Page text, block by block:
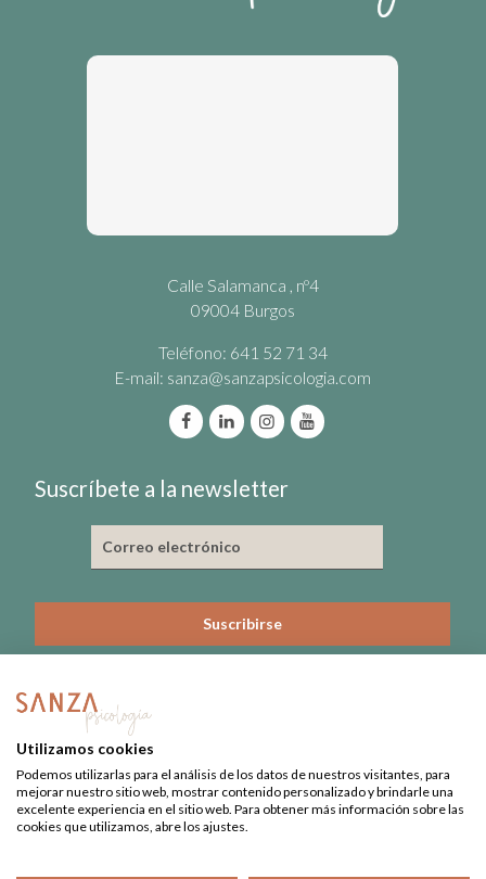
Calle Salamanca , nº4
09004 Burgos
Teléfono: 641 52 71 34
E-mail: sanza@sanzapsicologia.com
Suscríbete a la newsletter
Nº de Colegiado: 3815-CL
Nº Registro Sanitario: 09-C22-0379
Utilizamos cookies
Podemos utilizarlas para el análisis de los datos de nuestros visitantes, para
mejorar nuestro sitio web, mostrar contenido personalizado y brindarle una
excelente experiencia en el sitio web. Para obtener más información sobre las
cookies que utilizamos, abre los ajustes.